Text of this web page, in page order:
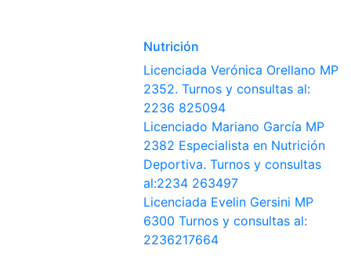
Nutrición
Licenciada Verónica Orellano MP
2352. Turnos y consultas al:
2236 825094
Licenciado Mariano García MP
2382 Especialista en Nutrición
Deportiva. Turnos y consultas
al:2234 263497
Licenciada Evelin Gersini MP
6300 Turnos y consultas al:
2236217664